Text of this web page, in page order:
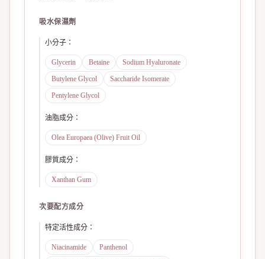
吸水保濕劑
小分子 ：
Glycerin Betaine
Sodium Hyaluronate
Butylene Glycol
Saccharide Isomerate
Pentylene Glycol
油脂成分 ：
Olea Europaea (Olive) Fruit Oil
膠質成分 ：
Xanthan Gum
次要配方成分
特定活性成分 ：
Niacinamide
Panthenol